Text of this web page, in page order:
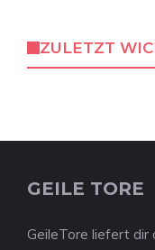
ZULETZT
GEILE TORE
GeileTore liefert dir